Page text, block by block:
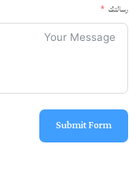
رسالتك
Submit Form